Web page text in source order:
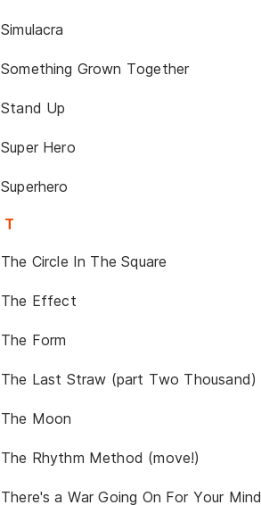
Simulacra
Something Grown Together
Stand Up
Super Hero
Superhero
T
The Circle In The Square
The Effect
The Form
The Last Straw (part Two Thousand)
The Moon
The Rhythm Method (move!)
There's a War Going On For Your Mind